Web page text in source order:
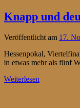
Knapp und
Veröffentlicht am 17.
Hessenpokal,
in etwas mehr als fünf
Weiterlesen